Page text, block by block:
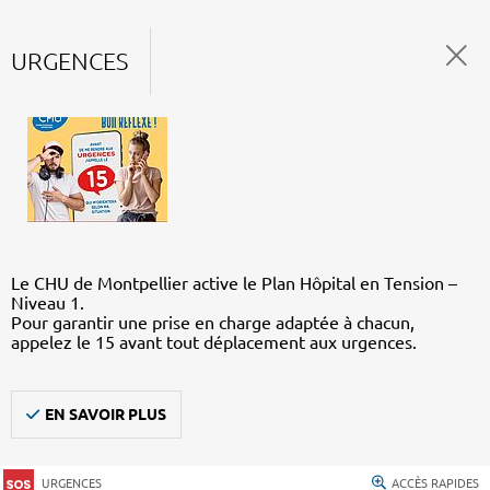
URGENCES
Le CHU de Montpellier active le Plan Hôpital en Tension –
Niveau 1.
Pour garantir une prise en charge adaptée à chacun,
appelez le 15 avant tout déplacement aux urgences.
EN SAVOIR PLUS
URGENCES ACCÈS RAPIDES